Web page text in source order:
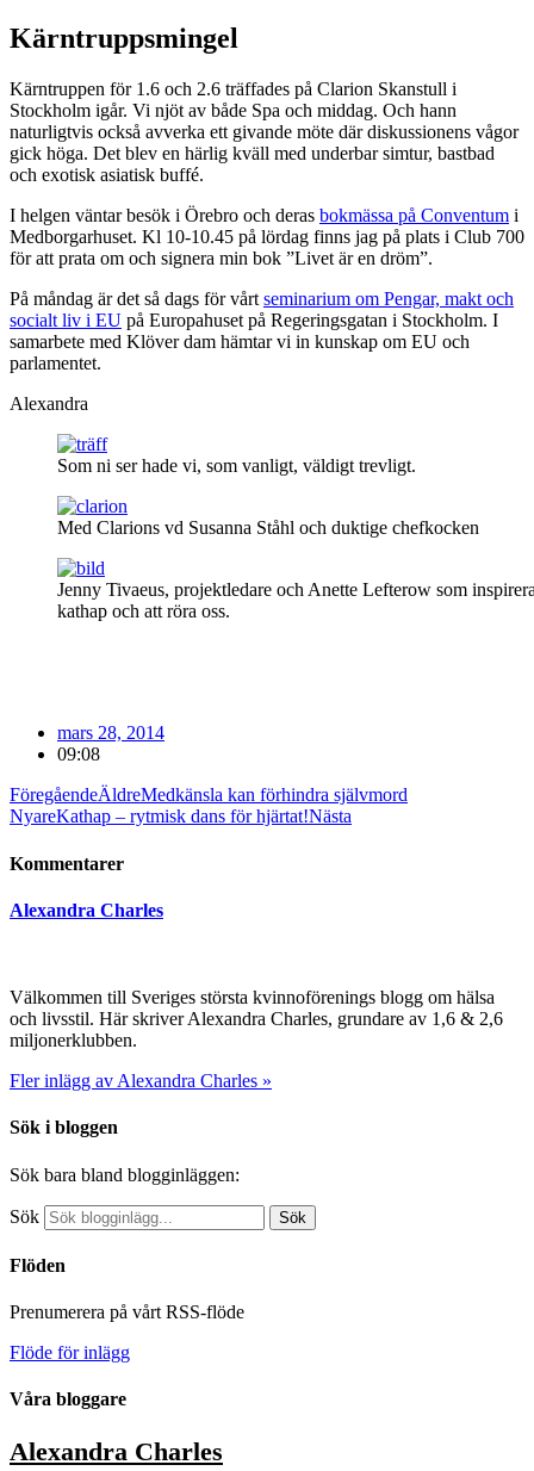
Kärntruppsmingel
Kärntruppen för 1.6 och 2.6 träffades på Clarion Skanstull i
Stockholm igår. Vi njöt av både Spa och middag. Och hann
naturligtvis också avverka ett givande möte där diskussionens vågor
gick höga. Det blev en härlig kväll med underbar simtur, bastbad
och exotisk asiatisk buffé.
I helgen väntar besök i Örebro och deras bokmässa på Conventum i
Medborgarhuset. Kl 10-10.45 på lördag finns jag på plats i Club 700
för att prata om och signera min bok ”Livet är en dröm”.
På måndag är det så dags för vårt seminarium om Pengar, makt och
socialt liv i EU på Europahuset på Regeringsgatan i Stockholm. I
samarbete med Klöver dam hämtar vi in kunskap om EU och
parlamentet.
Alexandra
Som ni ser hade vi, som vanligt, väldigt trevligt.
Med Clarions vd Susanna Ståhl och duktige chefkocken
Jenny Tivaeus, projektledare och Anette Lefterow som
kathap och att röra oss.
mars 28, 2014
09:08
FöregåendeÄldreMedkänsla kan förhindra självmord
NyareKathap – rytmisk dans för hjärtat!Nästa
Kommentarer
Alexandra Charles
Välkommen till Sveriges största kvinnoförenings blogg om hälsa
och livsstil. Här skriver Alexandra Charles, grundare av 1,6 & 2,6
miljonerklubben.
Fler inlägg av Alexandra Charles »
Sök i bloggen
Sök bara bland blogginläggen:
Sök Sök
Flöden
Prenumerera på vårt RSS-flöde
Flöde för inlägg
Våra bloggare
Alexandra Charles